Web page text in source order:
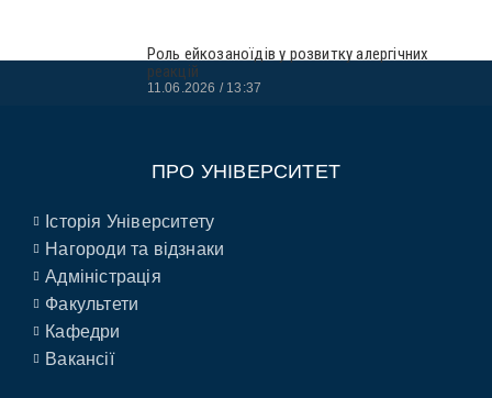
Роль ейкозаноїдів у розвитку алергічних
реакцій
11.06.2026 13:37
ПРО УНІВЕРСИТЕТ
Історія Університету
Нагороди та відзнаки
Адміністрація
Факультети
Кафедри
Вакансії